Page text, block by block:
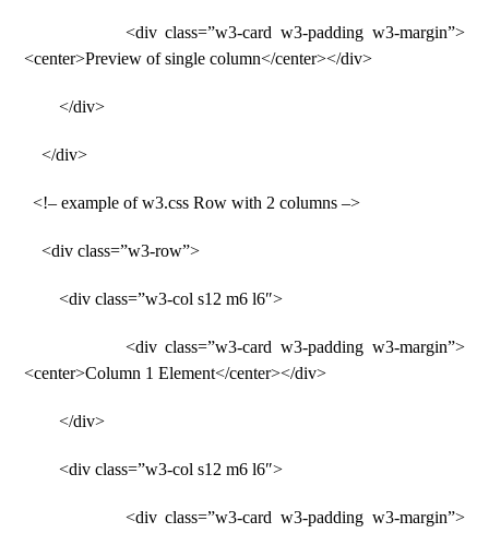
<div class=”w3-card w3-padding w3-margin”>
<center>Preview of single column</center></div>
</div>
</div>
<!– example of w3.css Row with 2 columns –>
<div class=”w3-row”>
<div class=”w3-col s12 m6 l6″>
<div class=”w3-card w3-padding w3-margin”>
<center>Column 1 Element</center></div>
</div>
<div class=”w3-col s12 m6 l6″>
<div class=”w3-card w3-padding w3-margin”>